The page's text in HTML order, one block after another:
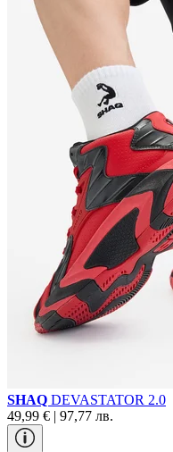
SHAQ DEVASTATOR 2.0
49,99 € | 97,77 лв.